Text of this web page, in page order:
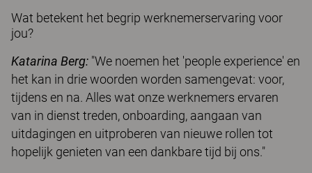
Wat betekent het begrip werknemerservaring voor
jou?
Katarina Berg: "We noemen het 'people experi­ence' en
het kan in drie woorden worden samenge­vat: voor,
tijdens en na. Alles wat onze werknemers ervaren
van in dienst treden, onboarding, aangaan van
uitdagingen en uitproberen van nieuwe rollen tot
hopelijk genieten van een dankbare tijd bij ons."